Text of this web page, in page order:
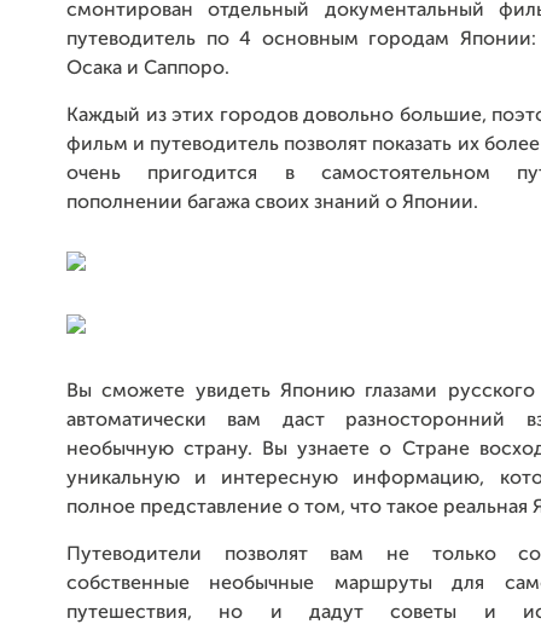
смонтирован отдельный документальный
путеводитель по 4 основным городам
Осака и Саппоро.
Каждый из этих городов довольно большие,
фильм и путеводитель позволят показать их
очень пригодится в самостоятельном
пополнении багажа своих знаний о Японии.
Вы сможете увидеть Японию глазами
автоматически вам даст разносторонний
необычную страну. Вы узнаете о Стране
уникальную и интересную информацию,
полное представление о том, что такое реальная
Путеводители позволят вам не только
собственные необычные маршруты для
путешествия, но и дадут советы и